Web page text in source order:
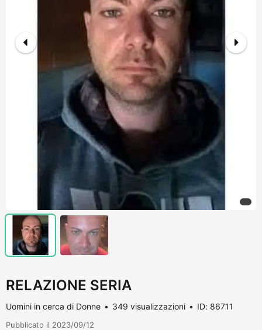
RELAZIONE SERIA
Uomini in cerca di Donne 349 visualizzazioni ID: 86711
Pubblicato il 2023/09/12